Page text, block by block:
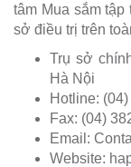
tâm Mua sắm
sở điều trị trên
Trụ sở
Hà Nội
Hotline:
Fax: (04)
Email:
Website: